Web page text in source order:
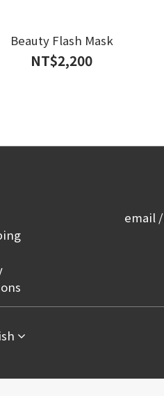
Beauty Flash Mask
NT$2,200
email /